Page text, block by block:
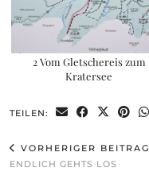
2 Vom Gletschereis zum
Kratersee
TEILEN:
VORHERIGER BEITRAG
ENDLICH GEHTS LOS